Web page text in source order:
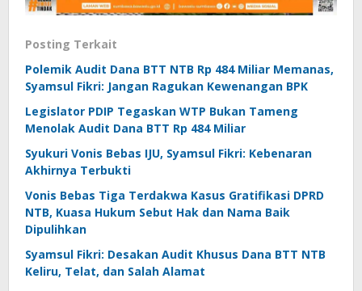
Posting Terkait
Polemik Audit Dana BTT NTB Rp 484 Miliar Memanas,
Syamsul Fikri: Jangan Ragukan Kewenangan BPK
Legislator PDIP Tegaskan WTP Bukan Tameng
Menolak Audit Dana BTT Rp 484 Miliar
Syukuri Vonis Bebas IJU, Syamsul Fikri: Kebenaran
Akhirnya Terbukti
Vonis Bebas Tiga Terdakwa Kasus Gratifikasi DPRD
NTB, Kuasa Hukum Sebut Hak dan Nama Baik
Dipulihkan
Syamsul Fikri: Desakan Audit Khusus Dana BTT NTB
Keliru, Telat, dan Salah Alamat